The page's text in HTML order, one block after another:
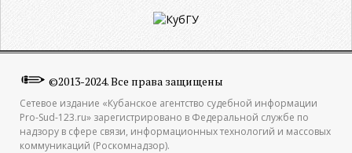
©2013-2024. Все права защищены
Сетевое издание «Кубанское агентство судебной информации
Pro-Sud-123.ru» зарегистрировано в Федеральной службе по
надзору в сфере связи, информационных технологий и массовых
коммуникаций (Роскомнадзор).